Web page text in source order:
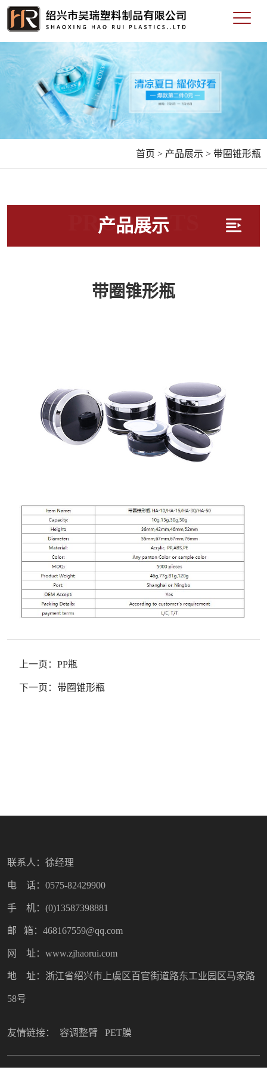
首页 > 产品展示 > 带圈锥形瓶
产品展示
PRODUCTS
带圈锥形瓶
上一页： PP瓶
下一页： 带圈锥形瓶
联系人：徐经理
电 话：0575-82429900
手 机：(0)13587398881
邮 箱：468167559@qq.com
网 址：www.zjhaorui.com
地 址：浙江省绍兴市上虞区百官街道路东工业园区马家路
58号
友情链接： 容调整臂 PET膜